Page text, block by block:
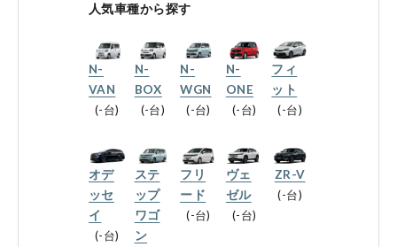
法人のお客様へ
健康経営の取り組み
お引越しのお客様へ
人気車種から探す
N-
VAN
-台
N-
BOX
-台
N-
WGN
-台
N-
ONE
-台
フィ
ット
-台
オデ
ッセ
イ
-台
ステ
ップ
ワゴ
ン
フリ
ード
-台
ヴェ
ゼル
-台
ZR-V
-台